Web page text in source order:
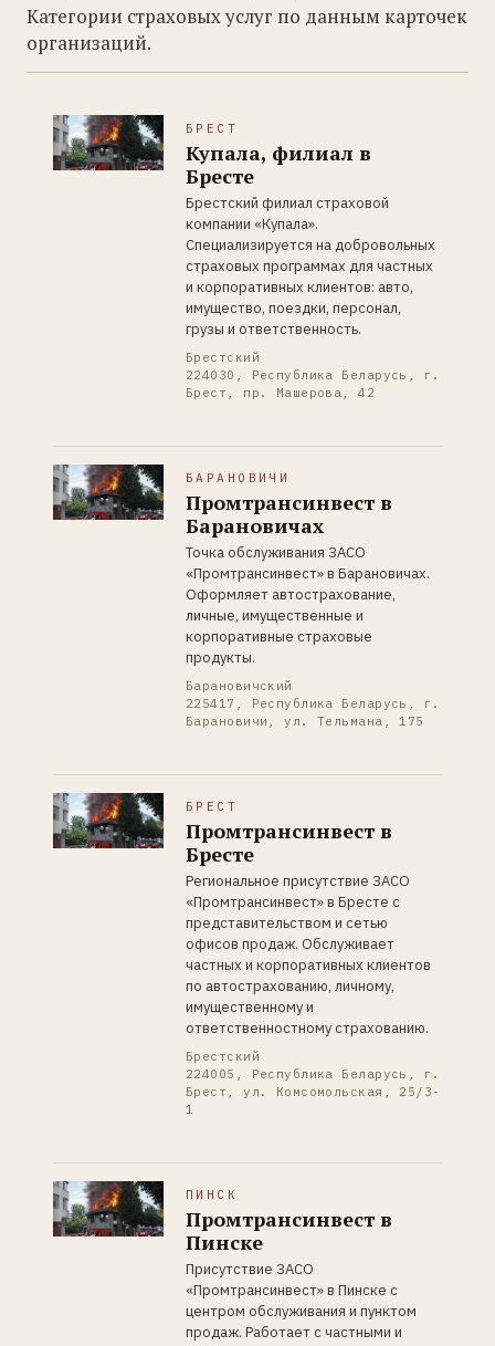
Категории страховых услуг по данным карточек
организаций.
БРЕСТ
Купала, филиал в
Бресте
Брестский филиал страховой
компании «Купала».
Специализируется на добровольных
страховых программах для частных
и корпоративных клиентов: авто,
имущество, поездки, персонал,
грузы и ответственность.
Брестский
224030, Республика Беларусь, г.
Брест, пр. Машерова, 42
БАРАНОВИЧИ
Промтрансинвест в
Барановичах
Точка обслуживания ЗАСО
«Промтрансинвест» в Барановичах.
Оформляет автострахование,
личные, имущественные и
корпоративные страховые
продукты.
Барановичский
225417, Республика Беларусь, г.
Барановичи, ул. Тельмана, 175
БРЕСТ
Промтрансинвест в
Бресте
Региональное присутствие ЗАСО
«Промтрансинвест» в Бресте с
представительством и сетью
офисов продаж. Обслуживает
частных и корпоративных клиентов
по автострахованию, личному,
имущественному и
ответственностному страхованию.
Брестский
224005, Республика Беларусь, г.
Брест, ул. Комсомольская, 25/3-
1
ПИНСК
Промтрансинвест в
Пинске
Присутствие ЗАСО
«Промтрансинвест» в Пинске с
центром обслуживания и пунктом
продаж. Работает с частными и